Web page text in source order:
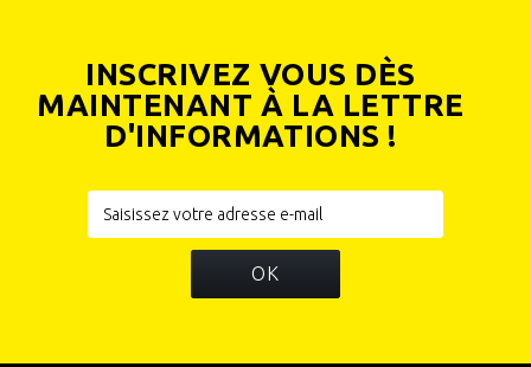
INSCRIVEZ VOUS DÈS
MAINTENANT À LA LETTRE
D'INFORMATIONS !
OK